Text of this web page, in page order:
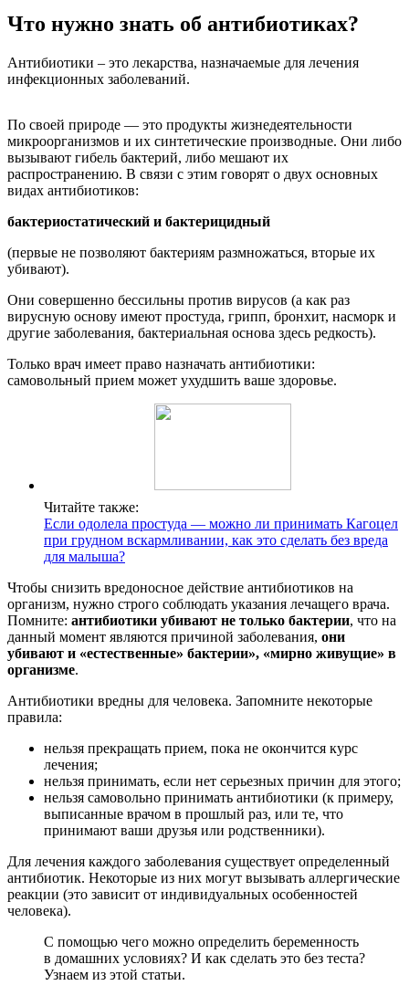
Что нужно знать об антибиотиках?
Антибиотики – это лекарства, назначаемые для лечения
инфекционных заболеваний.
По своей природе — это продукты жизнедеятельности
микроорганизмов и их синтетические производные. Они либо
вызывают гибель бактерий, либо мешают их
распространению. В связи с этим говорят о двух основных
видах антибиотиков:
бактериостатический и бактерицидный
(первые не позволяют бактериям размножаться, вторые их
убивают).
Они совершенно бессильны против вирусов (а как раз
вирусную основу имеют простуда, грипп, бронхит, насморк и
другие заболевания, бактериальная основа здесь редкость).
Только врач имеет право назначать антибиотики:
самовольный прием может ухудшить ваше здоровье.
Читайте также:
Если одолела простуда — можно ли принимать Кагоцел
при грудном вскармливании, как это сделать без вреда
для малыша?
Чтобы снизить вредоносное действие антибиотиков на
организм, нужно строго соблюдать указания лечащего врача.
Помните: антибиотики убивают не только бактерии, что на
данный момент являются причиной заболевания, они
убивают и «естественные» бактерии», «мирно живущие» в
организме.
Антибиотики вредны для человека. Запомните некоторые
правила:
нельзя прекращать прием, пока не окончится курс
лечения;
нельзя принимать, если нет серьезных причин для этого;
нельзя самовольно принимать антибиотики (к примеру,
выписанные врачом в прошлый раз, или те, что
принимают ваши друзья или родственники).
Для лечения каждого заболевания существует определенный
антибиотик. Некоторые из них могут вызывать аллергические
реакции (это зависит от индивидуальных особенностей
человека).
С помощью чего можно определить беременность
в домашних условиях? И как сделать это без теста?
Узнаем из этой статьи.